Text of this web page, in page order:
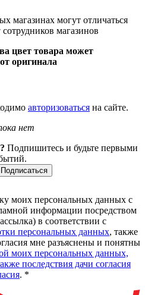
магазинах могут отличаться
магазинов
цвет товара может
оригинала
авторизоваться на сайте.
нет
Подпишитесь и будьте первыми
Подписаться
моих персональных данных с
информации посредством
в соответствии с
персональных данных, также
мне разъяснены и понятны
моих персональных данных,
последствия дачи согласия
. *